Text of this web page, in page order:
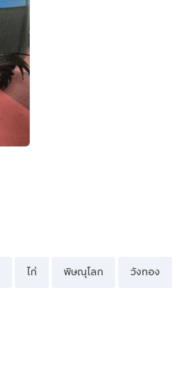
ไก่ พิษณุโลก วังทอง